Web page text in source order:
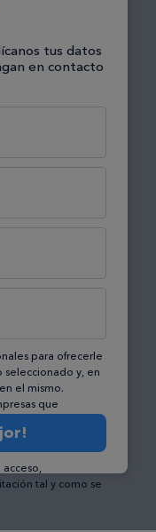
tus datos
en contacto
para ofrecerle
seleccionado y, en
el mismo.
que
productos y
tal y como se